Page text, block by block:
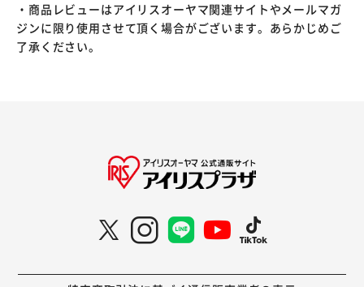
・商品レビューはアイリスオーヤマ関連サイトやメールマガ
ジンに限り使用させて頂く場合がございます。あらかじめご
了承ください。